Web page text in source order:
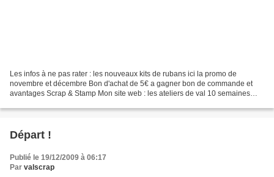
Les infos à ne pas rater : les nouveaux kits de rubans ici la promo de
novembre et décembre Bon d'achat de 5€ a gagner bon de commande et
avantages Scrap & Stamp Mon site web : les ateliers de val 10 semaines
Départ !
Publié le 19/12/2009 à 06:17
Par valscrap